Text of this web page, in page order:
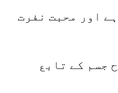
اور محبت نفرت
جسم کے تابع